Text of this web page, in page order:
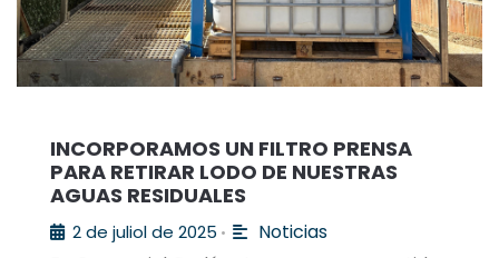
INCORPORAMOS UN FILTRO PRENSA
PARA RETIRAR LODO DE NUESTRAS
AGUAS RESIDUALES
2 de juliol de 2025 •
Noticias